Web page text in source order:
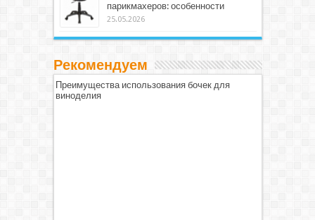
парикмахеров: особенности
25.05.2026
Рекомендуем
Преимущества использования бочек для
виноделия